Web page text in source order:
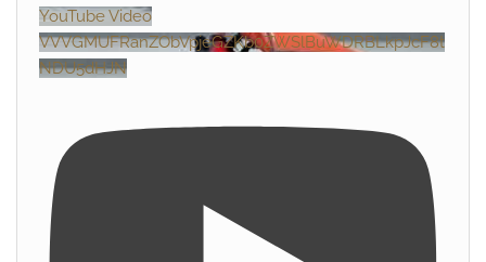
YouTube Video
VVVGMUFRanZObVpjeGZKb0ZWSlBuWDRBLkpJcF8t
NDU5dHJN